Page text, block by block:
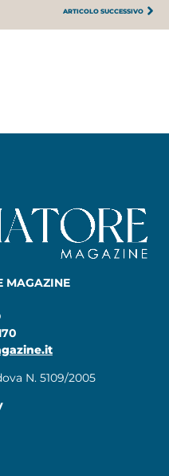
ARTICOLO SUCCESSIVO
MAGAZINE
N. 5109/2005